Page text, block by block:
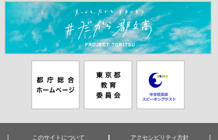
＃だから都立高（別ウインドウが開きます）
ムページ（別
ウインドウが
員会（別ウイ
ンドウが開き
ピーキングテ
スト（別ウイ
ンドウが開き
このサイトについて アクセシビリティ方針